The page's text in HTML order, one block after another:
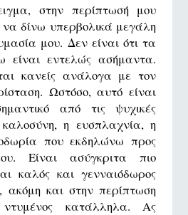
στην περίπτωσή μου
να δίνω υπερβολικά μεγάλη
μου. Δεν είναι ότι τα
εντελώς ασήμαντα.
κανείς ανάλογα με τον
Ωστόσο, αυτό είναι
από τις ψυχικές
καλοσύνη, η ευσπλαχνία, η
που εκδηλώνω προς
Είναι ασύγκριτα πιο
καλός και γενναιόδωρος
ακόμη και στην περίπτωση
κατάλληλα. Ας